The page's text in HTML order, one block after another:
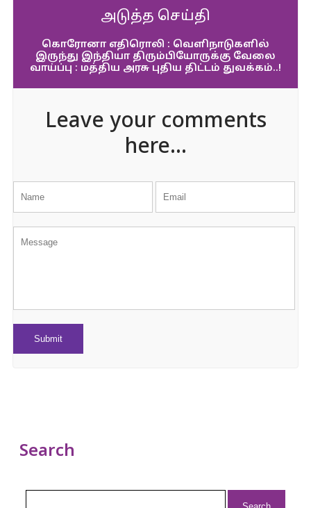
அடுத்த செய்தி
கொரோனா எதிரொலி : வெளிநாடுகளில்
இருந்து இந்தியா திரும்பியோருக்கு வேலை
வாய்ப்பு : மத்திய அரசு புதிய திட்டம் துவக்கம்..!
Leave your comments
here...
Search